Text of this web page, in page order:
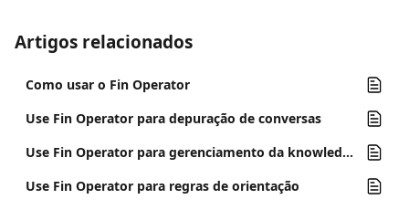
Artigos relacionados
Como usar o Fin Operator
Use Fin Operator para depuração de conversas
Use Fin Operator para gerenciamento da knowledge base
Use Fin Operator para regras de orientação